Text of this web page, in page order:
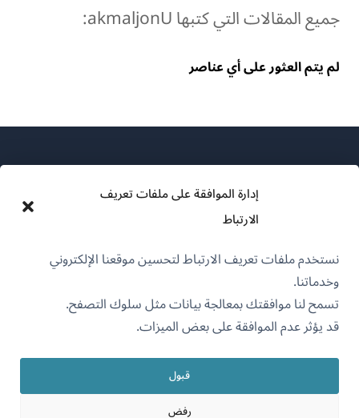
إدارة الموافقة على ملفات تعريف
الارتباط
نستخدم ملفات تعريف الارتباط لتحسين موقعنا الإلكتروني
وخدماتنا.
تسمح لنا موافقتك بمعالجة بيانات مثل سلوك التصفح.
قد يؤثر عدم الموافقة على بعض الميزات.
قبول
رفض
جميع المقالات التي كتبها akmaljonU:
لم يتم العثور على أي عناصر
العربية
سياسة GDPR والخصوصية
انضم إلى فريقنا (يفتح
جديدة)
(يفتح
نافذة
جديدة)
(يفتح
نافذة
جديدة)
(يفتح
جديدة)